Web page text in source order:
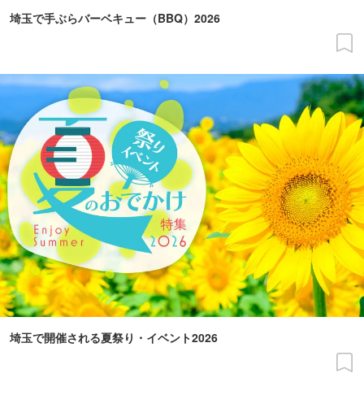
埼玉で手ぶらバーベキュー（BBQ）2026
埼玉で開催される夏祭り・イベント2026